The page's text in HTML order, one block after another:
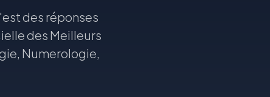
des réponses
des Meilleurs
Numerologie,